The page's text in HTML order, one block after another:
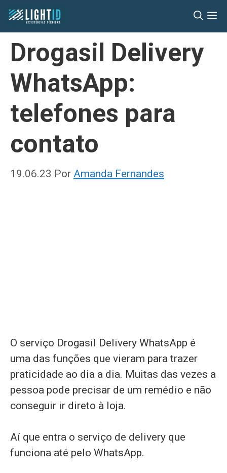
Pular
para
conteúdo
Drogasil Delivery
WhatsApp:
telefones para
contato
19.06.23 Por Amanda Fernandes
O serviço Drogasil Delivery WhatsApp é
uma das funções que vieram para trazer
praticidade ao dia a dia. Muitas das vezes a
pessoa pode precisar de um remédio e não
conseguir ir direto à loja.
Aí que entra o serviço de delivery que
funciona até pelo WhatsApp.